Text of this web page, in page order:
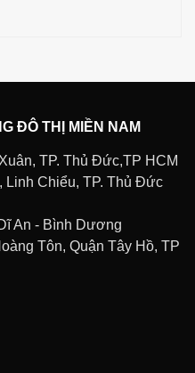
ĐÔ THỊ MIỀN NAM
TP. Thủ Đức,TP HCM
Chiểu, TP. Thủ Đức
An - Bình Dương
Tôn, Quận Tây Hồ, TP